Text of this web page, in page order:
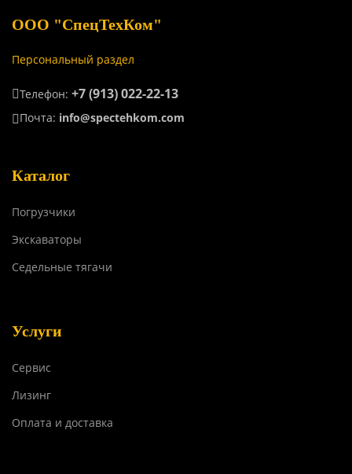
ООО "СпецТехКом"
Персональный раздел
Телефон: +7 (913) 022-22-13
Почта: info@spectehkom.com
Каталог
Погрузчики
Экскаваторы
Седельные тягачи
Услуги
Сервис
Лизинг
Оплата и доставка